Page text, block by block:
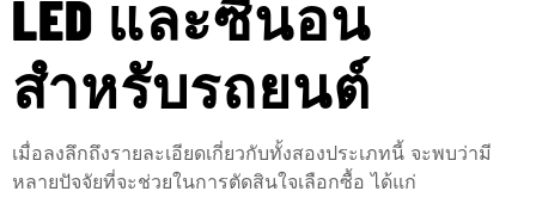
LED และซีนอน
สำหรับรถยนต์
เมื่อลงลึกถึงรายละเอียดเกี่ยวกับทั้งสองประเภทนี้ จะพบว่ามี
หลายปัจจัยที่จะช่วยในการตัดสินใจเลือกซื้อ ได้แก่